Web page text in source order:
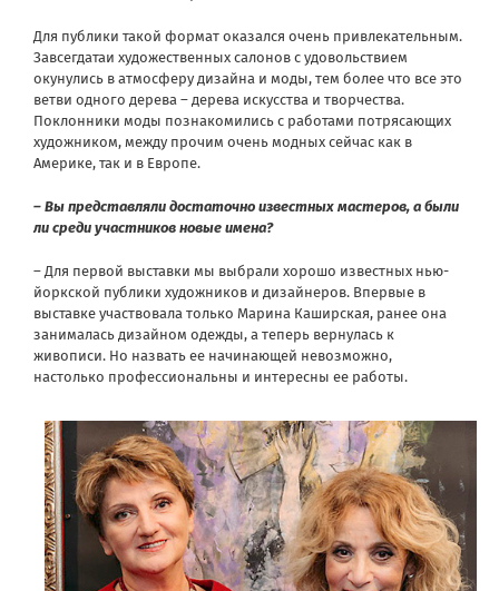
Для публики такой формат оказался очень привлекательным.
Завсегдатаи художественных салонов с удовольствием
окунулись в атмосферу дизайна и моды, тем более что все это
ветви одного дерева – дерева искусства и творчества.
Поклонники моды познакомились с работами потрясающих
художником, между прочим очень модных сейчас как в
Америке, так и в Европе.
– Вы представляли достаточно известных мастеров, а были
ли среди участников новые имена?
– Для первой выставки мы выбрали хорошо известных нью-
йоркской публики художников и дизайнеров. Впервые в
выставке участвовала только Марина Каширская, ранее она
занималась дизайном одежды, а теперь вернулась к
живописи. Но назвать ее начинающей невозможно,
настолько профессиональны и интересны ее работы.